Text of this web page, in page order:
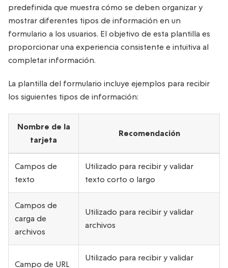
predefinida que muestra cómo se deben organizar y
mostrar diferentes tipos de información en un
formulario a los usuarios. El objetivo de esta plantilla es
proporcionar una experiencia consistente e intuitiva al
completar información.
La plantilla del formulario incluye ejemplos para recibir
los siguientes tipos de información:
Nombre de la
tarjeta
Recomendación
Campos de
texto
Utilizado para recibir y validar
texto corto o largo
Campos de
carga de
archivos
Utilizado para recibir y validar
archivos
Campo de URL
Utilizado para recibir y validar